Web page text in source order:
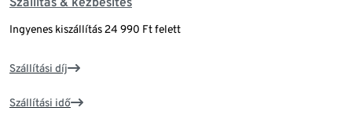
Ingyenes kiszállítás 24 990 Ft felett
Szállítási díj
Szállítási idő